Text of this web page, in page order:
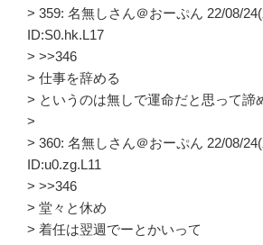
> 359: 名無しさん＠おーぷん 22/08/
ID:S0.hk.L17
> >>346
> 仕事を辞める
> というのは無しで運命だと思って諦
>
> 360: 名無しさん＠おーぷん 22/08/
ID:u0.zg.L11
> >>346
> 堂々と休め
> 着任は翌週でーとかいって